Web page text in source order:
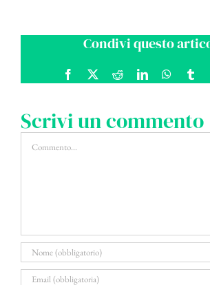
Condivi questo
Facebook RedditLinkedIn
Scrivi un commento
Commento